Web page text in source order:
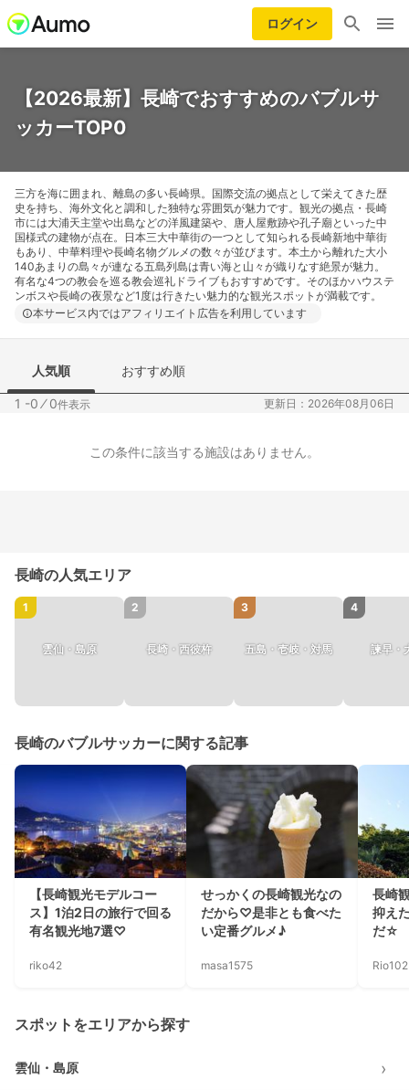
ログイン
【2026最新】長崎でおすすめのバブルサ
ッカーTOP0
三方を海に囲まれ、離島の多い長崎県。国際交流の拠点として栄えてきた歴
史を持ち、海外文化と調和した独特な雰囲気が魅力です。観光の拠点・長崎
市には大浦天主堂や出島などの洋風建築や、唐人屋敷跡や孔子廟といった中
国様式の建物が点在。日本三大中華街の一つとして知られる長崎新地中華街
もあり、中華料理や長崎名物グルメの数々が並びます。本土から離れた大小
140あまりの島々が連なる五島列島は青い海と山々が織りなす絶景が魅力。
有名な4つの教会を巡る教会巡礼ドライブもおすすめです。そのほかハウステ
ンボスや長崎の夜景など1度は行きたい魅力的な観光スポットが満載です。
本サービス内ではアフィリエイト広告を利用しています
人気順 おすすめ順
1 -0 ⁄0件表示 更新日：2026年08月06日
この条件に該当する施設はありません。
長崎の人気エリア
1
雲仙・島原
2
長崎・西彼杵
3
五島・壱岐・対馬
4
諫早・
長崎のバブルサッカーに関する記事
【長崎観光モデルコー
ス】1泊2日の旅行で回る
有名観光地7選♡
riko42
せっかくの長崎観光なの
だから♡是非とも食べた
い定番グルメ♪
masa1575
長崎
抑え
だ☆
スポットをエリアから探す
雲仙・島原 ›